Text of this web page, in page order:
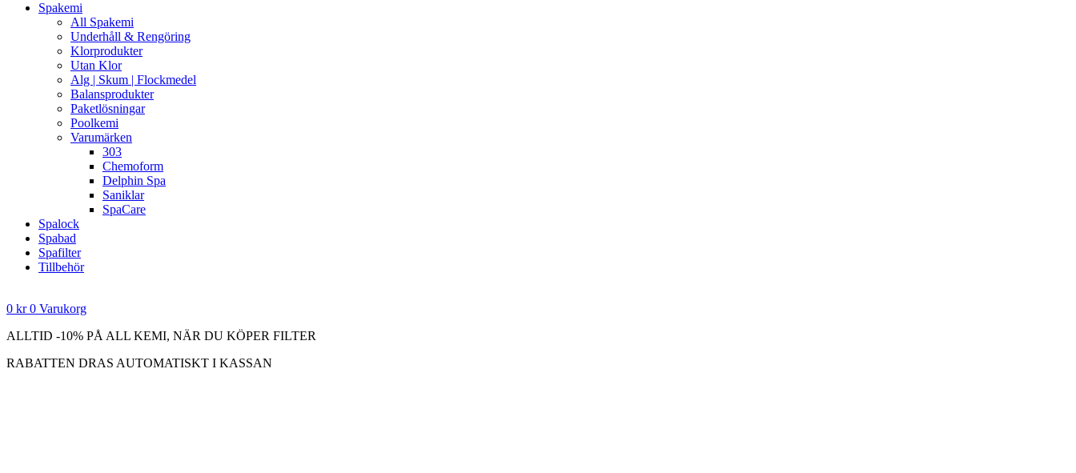
Spakemi
All Spakemi
Underhåll & Rengöring
Klorprodukter
Utan Klor
Alg | Skum | Flockmedel
Balansprodukter
Paketlösningar
Poolkemi
Varumärken
303
Chemoform
Delphin Spa
Saniklar
SpaCare
Spalock
Spabad
Spafilter
Tillbehör
0 kr 0 Varukorg
ALLTID -10% PÅ ALL KEMI, NÄR DU KÖPER FILTER
RABATTEN DRAS AUTOMATISKT I KASSAN